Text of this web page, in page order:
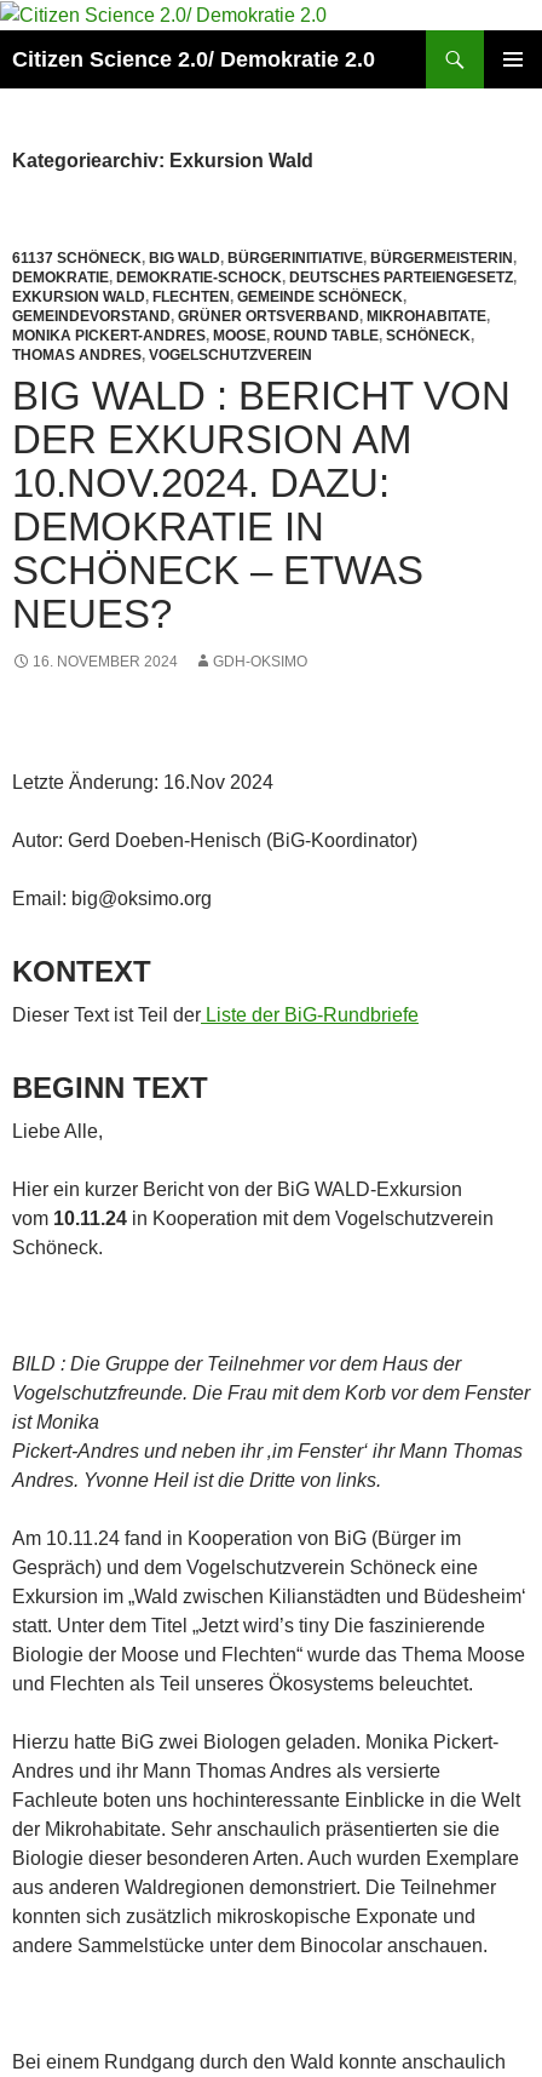
Zum
springen
Citizen Science 2.0/ Demokratie 2.0
Kategoriearchiv: Exkursion Wald
61137 SCHÖNECK, BIG WALD, BÜRGERINITIATIVE, BÜRGERMEISTERIN,
DEMOKRATIE, DEMOKRATIE-SCHOCK, DEUTSCHES PARTEIENGESETZ,
EXKURSION WALD, FLECHTEN, GEMEINDE SCHÖNECK,
GEMEINDEVORSTAND, GRÜNER ORTSVERBAND, MIKROHABITATE,
MONIKA PICKERT-ANDRES, MOOSE, ROUND TABLE, SCHÖNECK,
THOMAS ANDRES, VOGELSCHUTZVEREIN
BIG WALD : BERICHT VON
DER EXKURSION AM
10.NOV.2024. DAZU:
DEMOKRATIE IN
SCHÖNECK – ETWAS
NEUES?
16. NOVEMBER 2024 GDH-OKSIMO
Letzte Änderung: 16.Nov 2024
Autor: Gerd Doeben-Henisch (BiG-Koordinator)
Email: big@oksimo.org
KONTEXT
Dieser Text ist Teil der Liste der BiG-Rundbriefe
BEGINN TEXT
Liebe Alle,
Hier ein kurzer Bericht von der BiG WALD-Exkursion
vom 10.11.24 in Kooperation mit dem Vogelschutzverein
Schöneck.
BILD : Die Gruppe der Teilnehmer vor dem Haus der
Vogelschutzfreunde. Die Frau mit dem Korb vor dem Fenster
ist Monika
Pickert-Andres und neben ihr ‚im Fenster‘ ihr Mann Thomas
Andres. Yvonne Heil ist die Dritte von links.
Am 10.11.24 fand in Kooperation von BiG (Bürger im
Gespräch) und dem Vogelschutzverein Schöneck eine
Exkursion im „Wald zwischen Kilianstädten und Büdesheim‘
statt. Unter dem Titel „Jetzt wird’s tiny Die faszinierende
Biologie der Moose und Flechten“ wurde das Thema Moose
und Flechten als Teil unseres Ökosystems beleuchtet.
Hierzu hatte BiG zwei Biologen geladen. Monika Pickert-
Andres und ihr Mann Thomas Andres als versierte
Fachleute boten uns hochinteressante Einblicke in die Welt
der Mikrohabitate. Sehr anschaulich präsentierten sie die
Biologie dieser besonderen Arten. Auch wurden Exemplare
aus anderen Waldregionen demonstriert. Die Teilnehmer
konnten sich zusätzlich mikroskopische Exponate und
andere Sammelstücke unter dem Binocolar anschauen.
Bei einem Rundgang durch den Wald konnte anschaulich